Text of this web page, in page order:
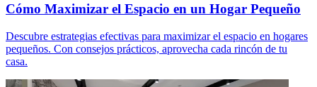
Cómo Maximizar el Espacio en un Hogar Pequeño
Descubre estrategias efectivas para maximizar el espacio en hogares
pequeños. Con consejos prácticos, aprovecha cada rincón de tu
casa.